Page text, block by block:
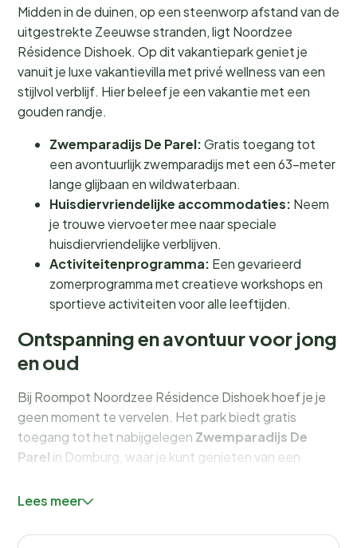
Midden in de duinen, op een steenworp afstand van de
uitgestrekte Zeeuwse stranden, ligt Noordzee
Résidence Dishoek. Op dit vakantiepark geniet je
vanuit je luxe vakantievilla met privé wellness van een
stijlvol verblijf. Hier beleef je een vakantie met een
gouden randje.
Zwemparadijs De Parel:Gratis toegang tot
een avontuurlijk zwemparadijs met een 63-meter
lange glijbaan en wildwaterbaan.
Huisdiervriendelijke accommodaties: Neem
je trouwe viervoeter mee naar speciale
huisdiervriendelijke verblijven.
Activiteitenprogramma: Een gevarieerd
zomerprogramma met creatieve workshops en
sportieve activiteiten voor alle leeftijden.
Ontspanning en avontuur voor jong
en oud
Bij Roompot Noordzee Résidence Dishoek hoef je je
geen moment te vervelen. Het park biedt gratis
toegang tot het nabijgelegen Zwemparadijs De
Parel in Domburg, waar je kunt genieten van een
de kleintjes is er volop vermaak met een uitgebreid
inclusief creatieve workshops en sportieve
Lees meer